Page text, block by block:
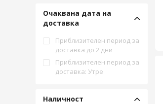
Очаквана дата на
доставка
Приблизителен период за
доставка до 2 дни
Приблизителен период за
доставка: Утре
Наличност